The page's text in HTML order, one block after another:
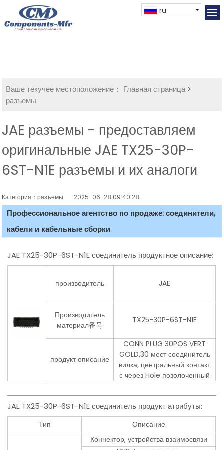
ru
Ваше текучее местоположение： Главная страница>
разъемы
JAE разъемы - предоставляем
оригинальные JAE TX25-30P-
6ST-N1E разъемы и их аналоги
Категория：разъемы 2025-06-28 09:40:28
Профессиональное агентство по продаже: соединители,
кабели и кабельные сборки
JAE TX25-30P-6ST-N1E соединитель продуктное описание:
производитель JAE
Производитель
материал番号
TX25-30P-6ST-N1E
продукт описание
CONN PLUG 30POS VERT
GOLD,30 мест соединитель
вилка, центральный контакт
с через Hole позолоченный
JAE TX25-30P-6ST-N1E соединитель продукт атрибуты:
Тип Описание
Коннектор, устройства взаимосвязи